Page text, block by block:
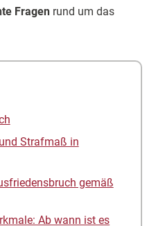
Fragen rund um das
Strafmaß in
gemäß
Ab wann ist es